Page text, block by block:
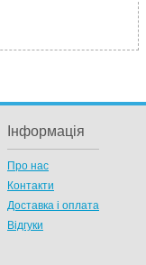
Інформація
Про нас
Контакти
Доставка і оплата
Відгуки